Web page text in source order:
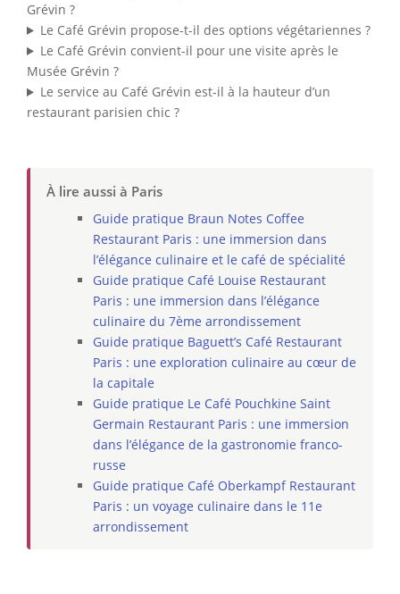
Grévin ?
Le Café Grévin propose-t-il des options végétariennes ?
Le Café Grévin convient-il pour une visite après le
Musée Grévin ?
Le service au Café Grévin est-il à la hauteur d’un
restaurant parisien chic ?
À lire aussi à Paris
Guide pratique Braun Notes Coffee
Restaurant Paris : une immersion dans
l’élégance culinaire et le café de spécialité
Guide pratique Café Louise Restaurant
Paris : une immersion dans l’élégance
culinaire du 7ème arrondissement
Guide pratique Baguett’s Café Restaurant
Paris : une exploration culinaire au cœur de
la capitale
Guide pratique Le Café Pouchkine Saint
Germain Restaurant Paris : une immersion
dans l’élégance de la gastronomie franco-
russe
Guide pratique Café Oberkampf Restaurant
Paris : un voyage culinaire dans le 11e
arrondissement